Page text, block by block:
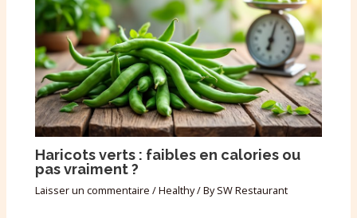
Haricots verts : faibles en calories ou
pas vraiment ?
Laisser un commentaire /Healthy/ BySW Restaurant